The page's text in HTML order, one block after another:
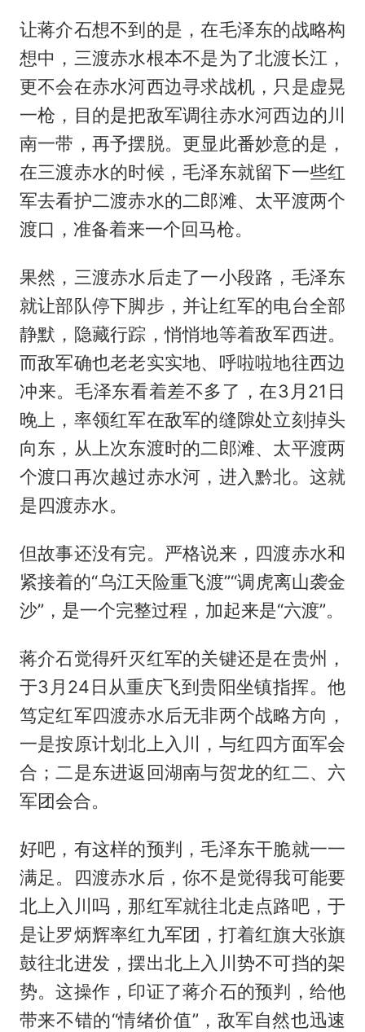
让蒋介石想不到的是，在毛泽东的战略构
想中，三渡赤水根本不是为了北渡长江，
更不会在赤水河西边寻求战机，只是虚晃
一枪，目的是把敌军调往赤水河西边的川
南一带，再予摆脱。更显此番妙意的是，
在三渡赤水的时候，毛泽东就留下一些红
军去看护二渡赤水的二郎滩、太平渡两个
渡口，准备着来一个回马枪。
果然，三渡赤水后走了一小段路，毛泽东
就让部队停下脚步，并让红军的电台全部
静默，隐藏行踪，悄悄地等着敌军西进。
而敌军确也老老实实地、呼啦啦地往西边
冲来。毛泽东看着差不多了，在3月21日
晚上，率领红军在敌军的缝隙处立刻掉头
向东，从上次东渡时的二郎滩、太平渡两
个渡口再次越过赤水河，进入黔北。这就
是四渡赤水。
但故事还没有完。严格说来，四渡赤水和
紧接着的“乌江天险重飞渡”“调虎离山袭金
沙”，是一个完整过程，加起来是“六渡”。
蒋介石觉得歼灭红军的关键还是在贵州，
于3月24日从重庆飞到贵阳坐镇指挥。他
笃定红军四渡赤水后无非两个战略方向，
一是按原计划北上入川，与红四方面军会
合；二是东进返回湖南与贺龙的红二、六
军团会合。
好吧，有这样的预判，毛泽东干脆就一一
满足。四渡赤水后，你不是觉得我可能要
北上入川吗，那红军就往北走点路吧，于
是让罗炳辉率红九军团，打着红旗大张旗
鼓往北进发，摆出北上入川势不可挡的架
势。这操作，印证了蒋介石的预判，给他
带来不错的“情绪价值”，敌军自然也迅速